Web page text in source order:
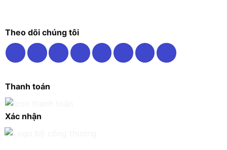
Theo dõi chúng tôi
Thanh toán
Xác nhận